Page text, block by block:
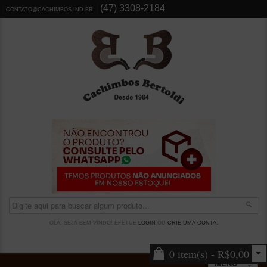
CONTATO@CACHIMBOS.IND.BR (47) 3308-2184
OLÁ, SEJA BEM VINDO! EFETUE LOGIN CRIE UMA CONTA.
0 item(s) - R$0,00
MENU